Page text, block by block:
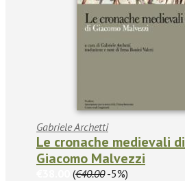
Gabriele Archetti
Le cronache medievali di
Giacomo Malvezzi
(€40.00-5%)